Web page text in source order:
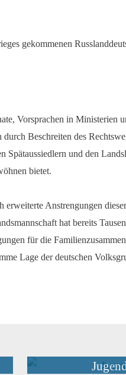
gekommenen
Vorsprachen in Ministerien
Beschreiten des
Spätaussiedlern und den
bietet.
erweiterte Anstrengungen
hat bereits
für die
Lage der deutschen